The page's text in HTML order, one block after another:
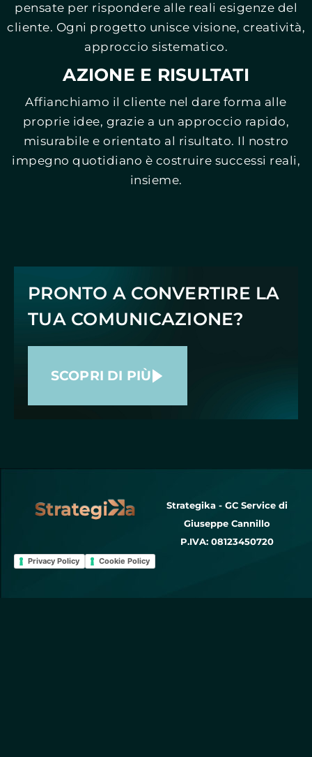
pensate per rispondere alle reali esigenze del
cliente. Ogni progetto unisce visione, creatività,
approccio sistematico.
AZIONE E RISULTATI
Affianchiamo il cliente nel dare forma alle
proprie idee, grazie a un approccio rapido,
misurabile e orientato al risultato. Il nostro
impegno quotidiano è costruire successi reali,
insieme.
PRONTO A CONVERTIRE LA
TUA COMUNICAZIONE?
SCOPRI DI PIÙ
Strategika - GC Service di
Giuseppe Cannillo
P.IVA: 08123450720
Privacy Policy Cookie Policy